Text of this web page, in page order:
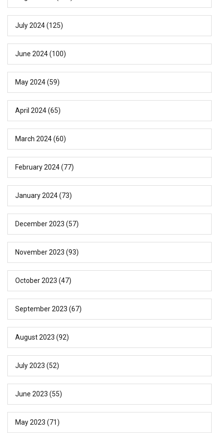
July 2024(125)
June 2024(100)
May 2024(59)
April 2024(65)
March 2024(60)
February 2024(77)
January 2024(73)
December 2023 (57)
November 2023 (93)
October 2023 (47)
September 2023 (67)
August 2023 (92)
July 2023 (52)
June 2023 (55)
May 2023 (71)